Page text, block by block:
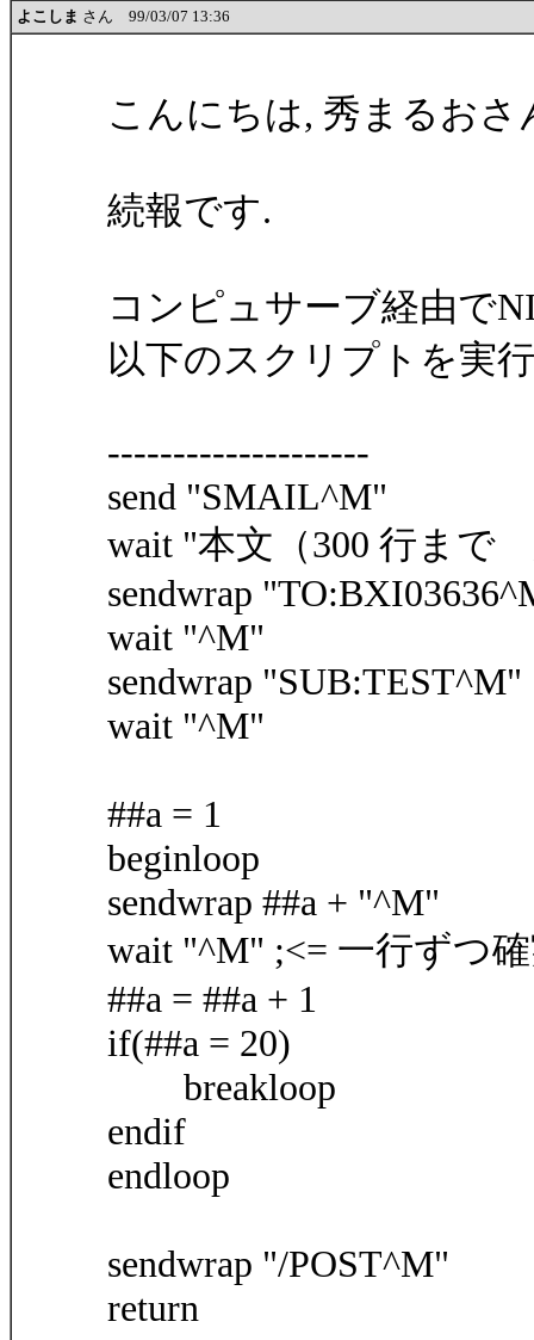
よこしま さん 99/03/07 13:36
こんにちは, 秀まるおさ
続報です.
コンピュサーブ経由で
以下のスクリプトを実
--------------------
send "SMAIL^M"
wait "本文（300 行まで
sendwrap
wait "^M"
sendwrap "SUB:TEST^M"
wait "^M"
##a = 1
beginloop
sendwrap ##a + "^M"
wait "^M" ;<= 一行ずつ
##a = ##a + 1
if(##a = 20)
breakloop
endif
endloop
sendwrap "/POST^M"
return